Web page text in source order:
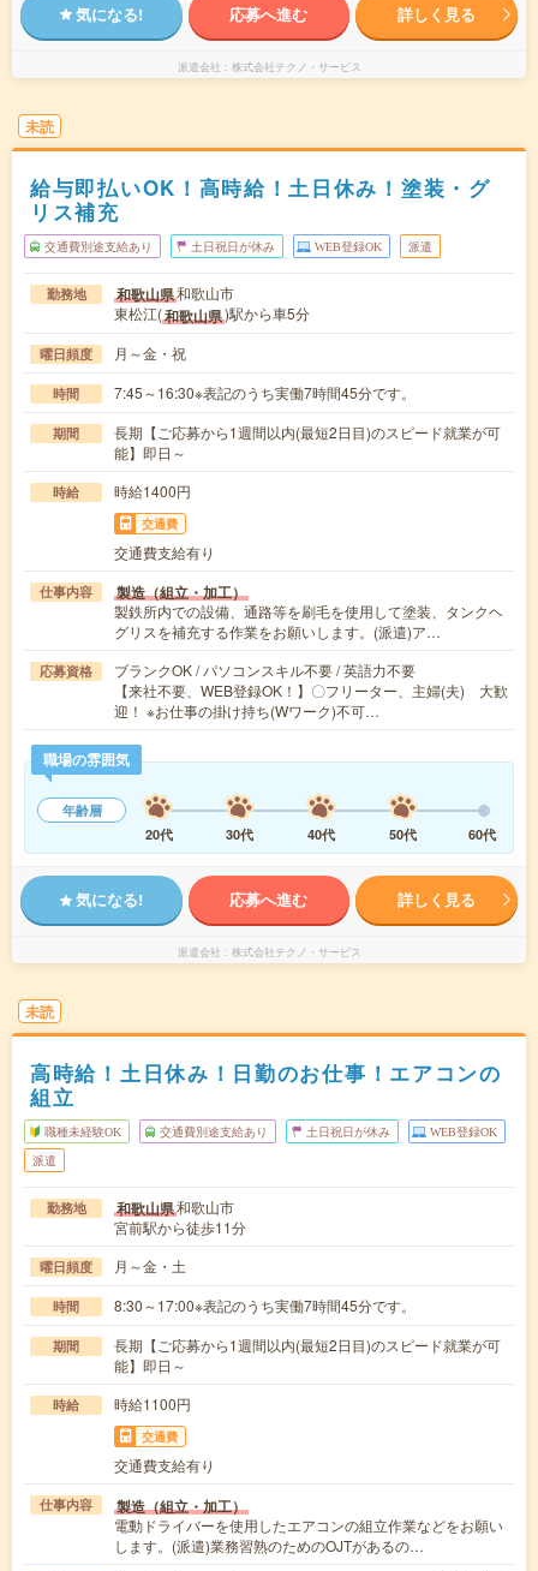
気になる! 応募へ進む 詳しく見る
派遣会社 株式会社テクノ・サービス
未読
給与即払いOK！高時給！土日休み！塗装・グ
リス補充
交通費別途支給あり 土日祝日が休み WEB登録OK 派遣
勤務地 和歌山県和歌山市
東松江(和歌山県)駅から車5分
曜日頻度 月～金・祝
時間 7:45～16:30※表記のうち実働7時間45分です。
期間
長期【ご応募から1週間以内(最短2日目)のスピード就業が可
能】即日～
時給 時給1400円
交通費
交通費支給有り
仕事内容 製造（組立・加工）
製鉄所内での設備、通路等を刷毛を使用して塗装、タンクヘ
グリスを補充する作業をお願いします。(派遣)ア…
応募資格
ブランクOK / パソコンスキル不要 / 英語力不要
【来社不要、WEB登録OK！】〇フリーター、主婦(夫) 大歓
迎！ ※お仕事の掛け持ち(Wワーク)不可…
職場の雰囲気
年齢層
20代
30代 40代 50代 60代
気になる! 応募へ進む 詳しく見る
派遣会社 株式会社テクノ・サービス
未読
高時給！土日休み！日勤のお仕事！エアコンの
組立
職種未経験OK 交通費別途支給あり 土日祝日が休み WEB登録OK
派遣
勤務地 和歌山県和歌山市
宮前駅から徒歩11分
曜日頻度 月～金・土
時間 8:30～17:00※表記のうち実働7時間45分です。
期間
長期【ご応募から1週間以内(最短2日目)のスピード就業が可
能】即日～
時給 時給1100円
交通費
交通費支給有り
仕事内容 製造（組立・加工）
電動ドライバーを使用したエアコンの組立作業などをお願い
します。(派遣)業務習熟のためのOJTがあるの…